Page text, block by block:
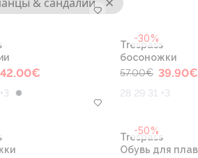
42.00€
-30%
Trespass
босоножки
57.00€ 39.90€
28 29 31 +3
-50%
Trespass
Обувь для